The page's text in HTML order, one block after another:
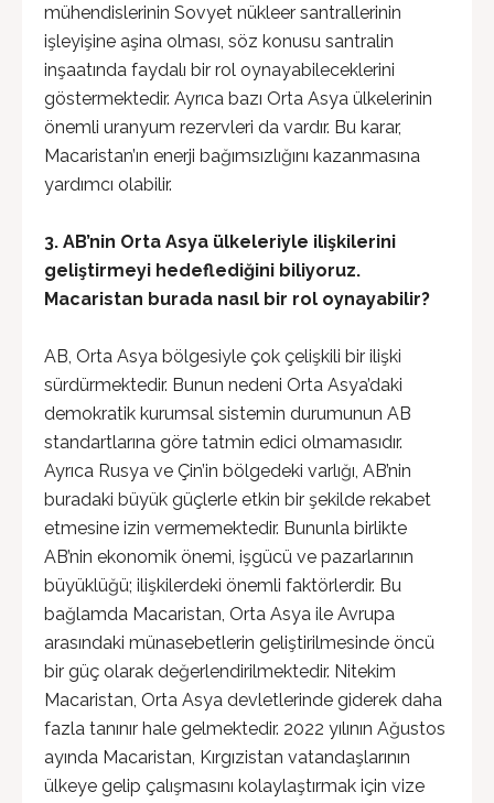
mühendislerinin Sovyet nükleer santrallerinin
işleyişine aşina olması, söz konusu santralin
inşaatında faydalı bir rol oynayabileceklerini
göstermektedir. Ayrıca bazı Orta Asya ülkelerinin
önemli uranyum rezervleri da vardır. Bu karar,
Macaristan’ın enerji bağımsızlığını kazanmasına
yardımcı olabilir.
3. AB’nin Orta Asya ülkeleriyle ilişkilerini
geliştirmeyi hedeflediğini biliyoruz.
Macaristan burada nasıl bir rol oynayabilir?
AB, Orta Asya bölgesiyle çok çelişkili bir ilişki
sürdürmektedir. Bunun nedeni Orta Asya’daki
demokratik kurumsal sistemin durumunun AB
standartlarına göre tatmin edici olmamasıdır.
Ayrıca Rusya ve Çin’in bölgedeki varlığı, AB’nin
buradaki büyük güçlerle etkin bir şekilde rekabet
etmesine izin vermemektedir. Bununla birlikte
AB’nin ekonomik önemi, işgücü ve pazarlarının
büyüklüğü; ilişkilerdeki önemli faktörlerdir. Bu
bağlamda Macaristan, Orta Asya ile Avrupa
arasındaki münasebetlerin geliştirilmesinde öncü
bir güç olarak değerlendirilmektedir. Nitekim
Macaristan, Orta Asya devletlerinde giderek daha
fazla tanınır hale gelmektedir. 2022 yılının Ağustos
ayında Macaristan, Kırgızistan vatandaşlarının
ülkeye gelip çalışmasını kolaylaştırmak için vize